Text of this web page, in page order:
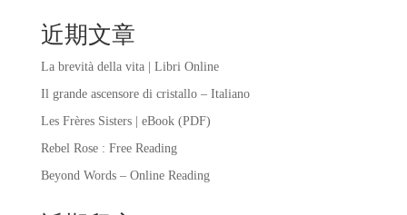
近期文章
La brevità della vita | Libri Online
Il grande ascensore di cristallo – Italiano
Les Frères Sisters | eBook (PDF)
Rebel Rose : Free Reading
Beyond Words – Online Reading